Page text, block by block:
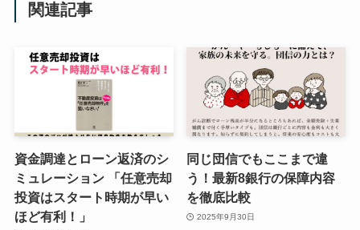
関連記事
資金調達とローン返済のシ
ミュレーション 「任意売却
投資はスタート時期が早い
ほど有利！」
同じ団信でもここまで違
う！最新8銀行の保障内容
を徹底比較
2025年9月30日